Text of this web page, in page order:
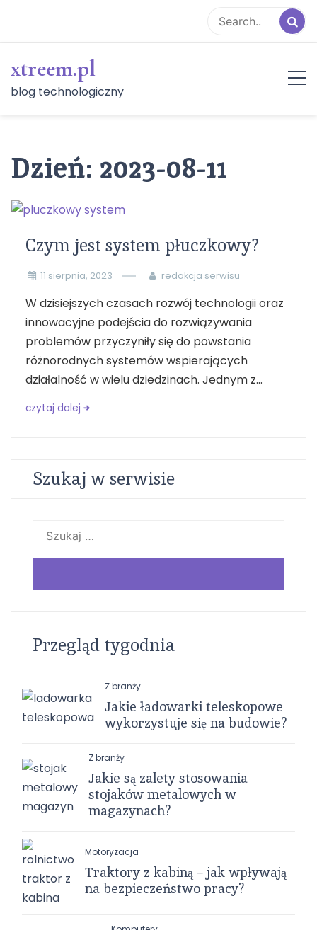
content
xtreem.pl
blog technologiczny
Dzień: 2023-08-11
Czym jest system płuczkowy?
11 sierpnia, 2023 redakcja serwisu
W dzisiejszych czasach rozwój technologii oraz
innowacyjne podejścia do rozwiązywania
problemów przyczyniły się do powstania
różnorodnych systemów wspierających
działalność w wielu dziedzinach. Jednym z...
czytaj dalej
Szukaj w serwisie
Szukaj:
Przegląd tygodnia
Z branży
Jakie ładowarki teleskopowe
wykorzystuje się na budowie?
Z branży
Jakie są zalety stosowania
stojaków metalowych w
magazynach?
Motoryzacja
Traktory z kabiną – jak wpływają
na bezpieczeństwo pracy?